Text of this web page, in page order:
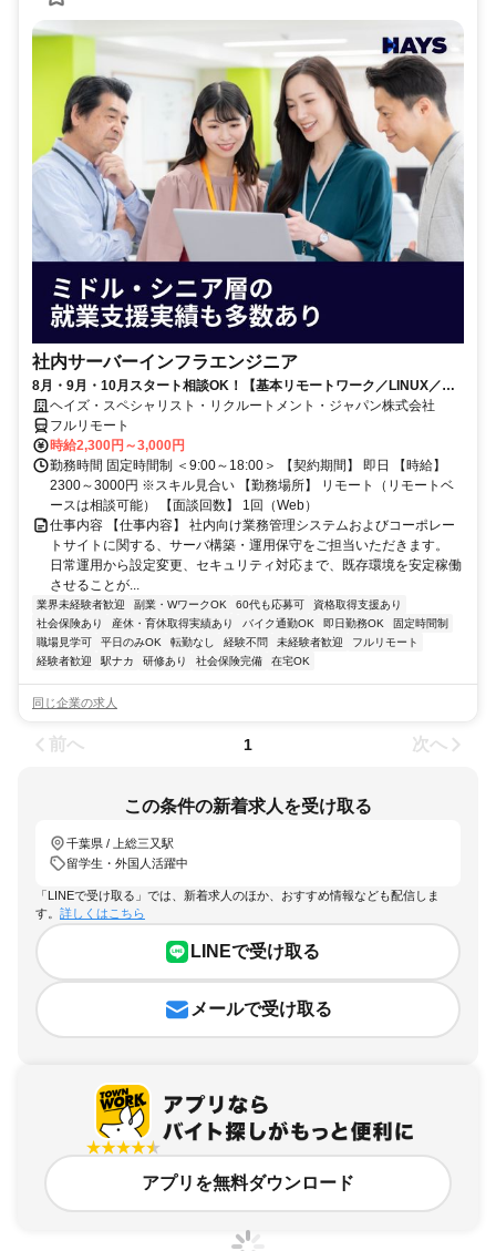
社内サーバーインフラエンジニア
8月・9月・10月スタート相談OK！【基本リモートワーク／LINUX／在
宅／ミドルウェア】インフラエンジニア
ヘイズ・スペシャリスト・リクルートメント・ジャパン株式会社
フルリモート
時給2,300円～3,000円
勤務時間 固定時間制 ＜9:00～18:00＞ 【契約期間】 即日 【時給】
2300～3000円 ※スキル見合い 【勤務場所】 リモート（リモートベ
ースは相談可能） 【面談回数】 1回（Web）
仕事内容 【仕事内容】 社内向け業務管理システムおよびコーポレー
トサイトに関する、サーバ構築・運用保守をご担当いただきます。
日常運用から設定変更、セキュリティ対応まで、既存環境を安定稼働
させることが...
業界未経験者歓迎 副業・WワークOK 60代も応募可
資格取得支援あり
社会保険あり
産休・育休取得実績あり バイク通勤OK 即日勤務OK
固定時間制
職場見学可
平日のみOK 転勤なし 経験不問 未経験者歓迎
フルリモート
経験者歓迎
駅ナカ 研修あり 社会保険完備 在宅OK
同じ企業の求人
前へ 1 次へ
この条件の新着求人を受け取る
千葉県 / 上総三又駅
留学生・外国人活躍中
「LINEで受け取る」では、新着求人のほか、おすすめ情報なども配信しま
す。 詳しくはこちら
LINEで受け取る
メールで受け取る
アプリを無料ダウンロード